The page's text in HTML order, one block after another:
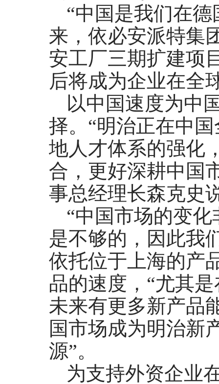
“中国是我们在
来，依必安派特集
安工厂三期扩建项
后将成为企业在全
以中国速度为中
择。“明治正在中
地人才体系的强化
合，更好深耕中国
事总经理长森克史
“中国市场的变
是不够的，因此我
依托位于上海的产
品的速度，“尤其
未来有更多新产品
国市场成为明治新
源”。
为支持外资企业